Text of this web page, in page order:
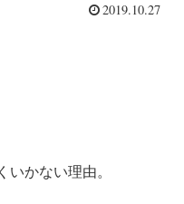
2019.10.27
いかない理由。